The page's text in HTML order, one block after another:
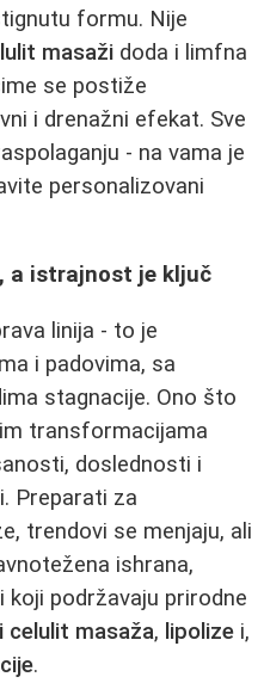
formu. Nije
masaži doda i limfna
se postiže
i drenažni efekat. Sve
- na vama je
personalizovani
a istrajnost je ključ
linija - to je
i padovima, sa
stagnacije. Ono što
transformacijama
doslednosti i
Preparati za
trendovi se menjaju, ali
ishrana,
podržavaju prirodne
celulit masaža, lipolize i,
.